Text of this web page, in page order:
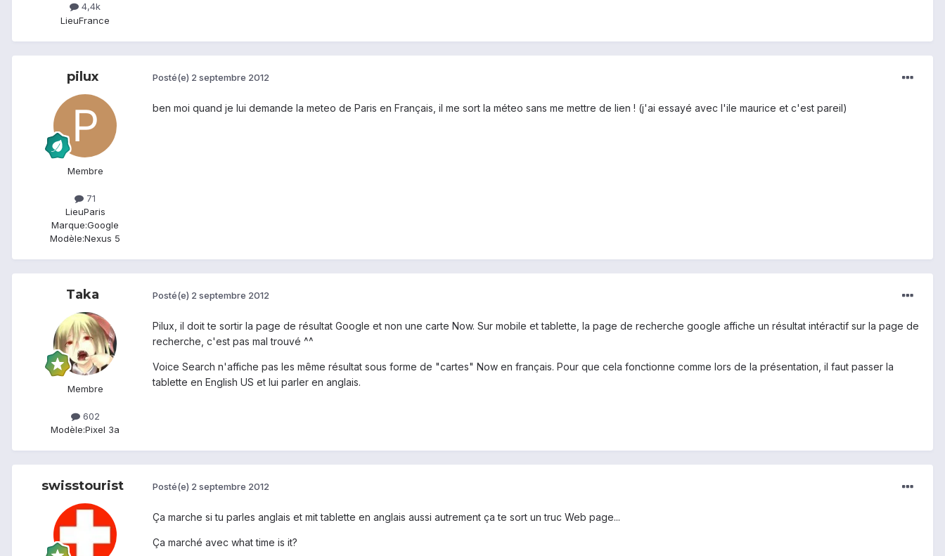
4,4k
LieuFrance
pilux
Membre
71
LieuParis
Marque:Google
Modèle:Nexus 5
Posté(e) 2 septembre 2012
ben moi quand je lui demande la meteo de Paris en Français, il me sort la méteo sans me mettre de lien ! (j'ai essayé avec l'ile maurice et c'est pareil)
Taka
Membre
602
Modèle:Pixel 3a
Posté(e) 2 septembre 2012
Pilux, il doit te sortir la page de résultat Google et non une carte Now. Sur mobile et tablette, la page de recherche google affiche un résultat intéractif sur la page de
recherche, c'est pas mal trouvé ^^
Voice Search n'affiche pas les même résultat sous forme de "cartes" Now en français. Pour que cela fonctionne comme lors de la présentation, il faut passer la
tablette en English US et lui parler en anglais.
swisstourist Posté(e) 2 septembre 2012
Ça marche si tu parles anglais et mit tablette en anglais aussi autrement ça te sort un truc Web page...
Ça marché avec what time is it?